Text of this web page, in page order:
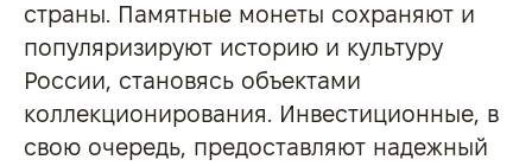
страны. Памятные монеты сохраняют и
популяризируют историю и культуру
России, становясь объектами
коллекционирования. Инвестиционные, в
свою очередь, предоставляют надежный